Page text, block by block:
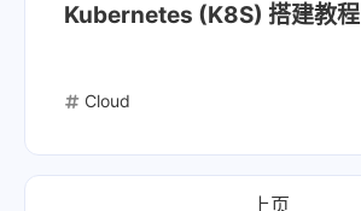
Kubernetes (K8S) 搭建教程
Cloud
上页